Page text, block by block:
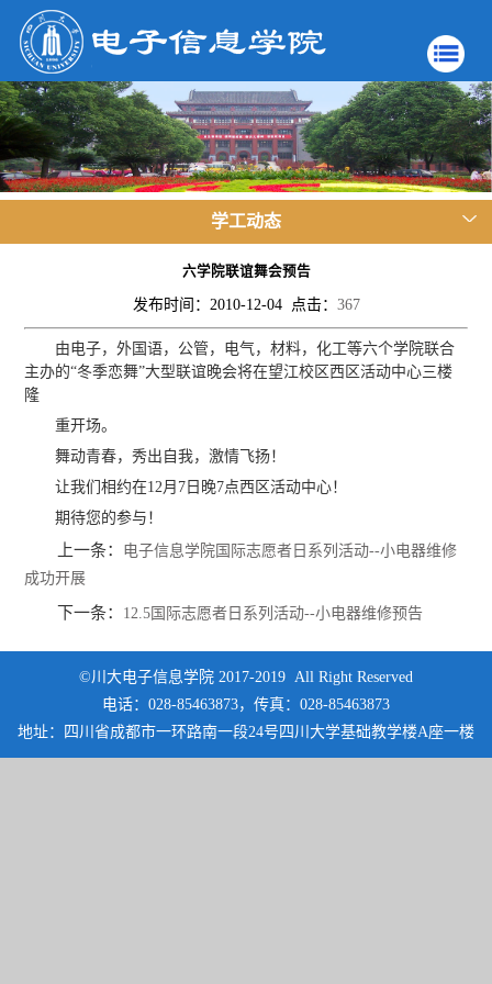
学工动态
六学院联谊舞会预告
发布时间：2010-12-04 点击： 367
由电子，外国语，公管，电气，材料，化工等六个学院联合
主办的“冬季恋舞”大型联谊晚会将在望江校区西区活动中心三楼
隆
重开场。
舞动青春，秀出自我，激情飞扬！
让我们相约在12月7日晚7点西区活动中心！
期待您的参与！
上一条： 电子信息学院国际志愿者日系列活动--小电器维修
成功开展
下一条： 12.5国际志愿者日系列活动--小电器维修预告
©川大电子信息学院 2017-2019 All Right Reserved
电话：028-85463873，传真：028-85463873
地址：四川省成都市一环路南一段24号四川大学基础教学楼A座一楼